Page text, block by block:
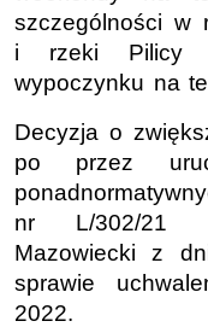
szczególności w
i rzeki Pilicy
wypoczynku na
Decyzja o
po przez
nr L/302/21
Mazowiecki z
sprawie
2022.